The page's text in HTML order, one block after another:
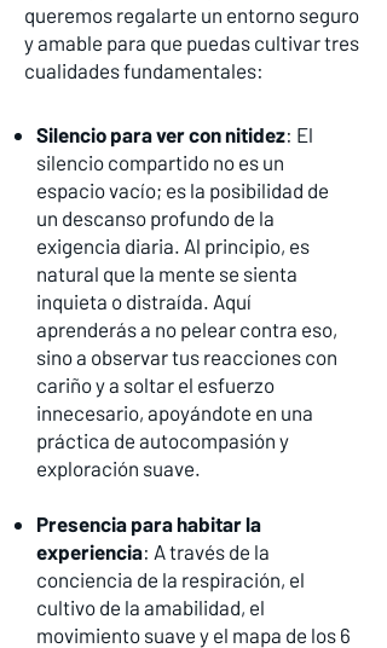
queremos regalarte un entorno seguro
y amable para que puedas cultivar tres
cualidades fundamentales:
Silencio para ver con nitidez: El
silencio compartido no es un
espacio vacío; es la posibilidad de
un descanso profundo de la
exigencia diaria. Al principio, es
natural que la mente se sienta
inquieta o distraída. Aquí
aprenderás a no pelear contra eso,
sino a observar tus reacciones con
cariño y a soltar el esfuerzo
innecesario, apoyándote en una
práctica de autocompasión y
exploración suave.
Presencia para habitar la
experiencia: A través de la
conciencia de la respiración, el
cultivo de la amabilidad, el
movimiento suave y el mapa de los 6